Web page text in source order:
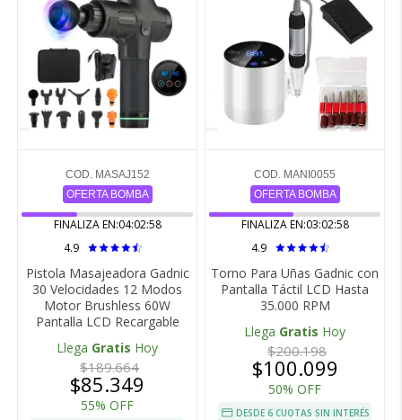
COD. MASAJ152
OFERTA BOMBA
FINALIZA EN:04:02:57
4.9
Pistola Masajeadora Gadnic
30 Velocidades 12 Modos
Motor Brushless 60W
Pantalla LCD Recargable
Llega Gratis Hoy
$189.664
$85.349
55% OFF
COD. MANI0055
OFERTA BOMBA
FINALIZA EN:03:02:57
4.9
Torno Para Uñas Gadnic con
Pantalla Táctil LCD Hasta
35.000 RPM
Llega Gratis Hoy
$200.198
$100.099
50% OFF
DESDE 6 CUOTAS SIN INTERÉS